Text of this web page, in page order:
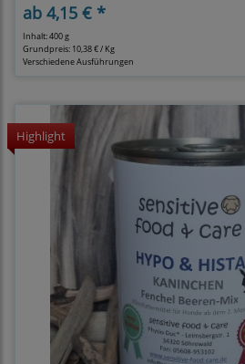
ab 4,15 € *
Inhalt: 400 g
Grundpreis: 10,38 € / Kg
Verschiedene Ausführungen
Highlight